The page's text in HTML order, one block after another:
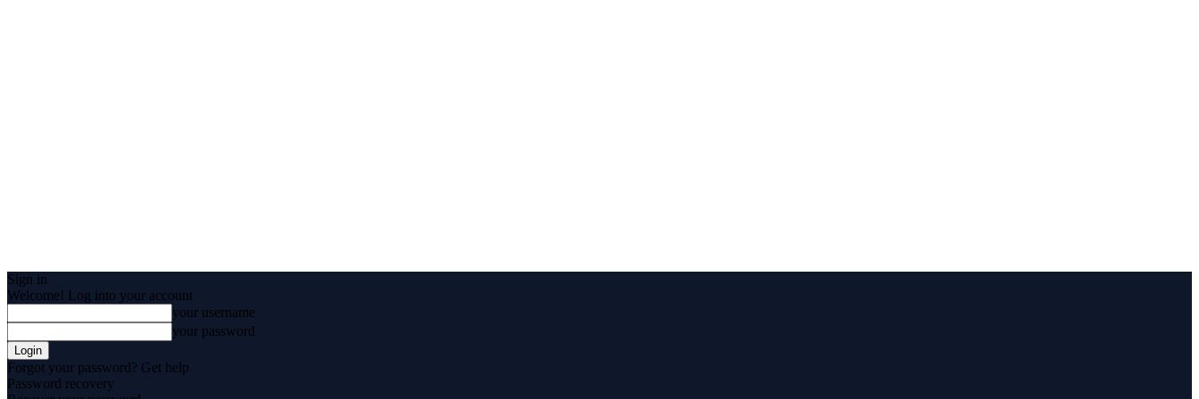
Sign in
Welcome! Log into your account
your username
your password
Forgot your password? Get help
Password recovery